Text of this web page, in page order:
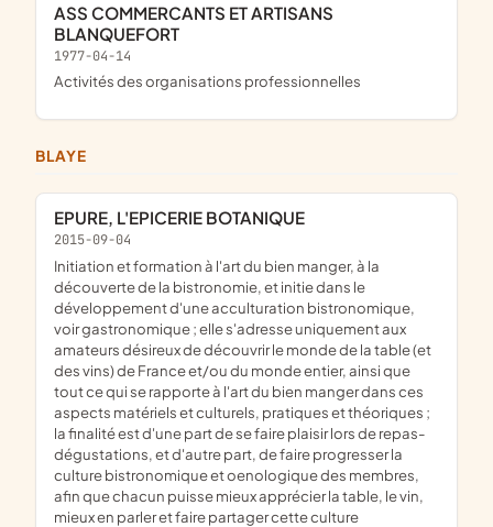
ASS COMMERCANTS ET ARTISANS
BLANQUEFORT
1977-04-14
Activités des organisations professionnelles
BLAYE
EPURE, L'EPICERIE BOTANIQUE
2015-09-04
initiation et formation à l'art du bien manger, à la
découverte de la bistronomie, et initie dans le
développement d'une acculturation bistronomique,
voir gastronomique ; elle s'adresse uniquement aux
amateurs désireux de découvrir le monde de la table (et
des vins) de France et/ou du monde entier, ainsi que
tout ce qui se rapporte à l'art du bien manger dans ces
aspects matériels et culturels, pratiques et théoriques ;
la finalité est d'une part de se faire plaisir lors de repas-
dégustations, et d'autre part, de faire progresser la
culture bistronomique et oenologique des membres,
afin que chacun puisse mieux apprécier la table, le vin,
mieux en parler et faire partager cette culture